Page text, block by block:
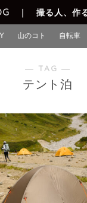
｜ 撮る人、作
山のコト 自転車
― TAG ―
テント泊